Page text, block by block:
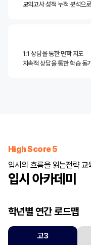
모의고사 성적 누적 분석으
1:1 상담을 통한 면학 지도
지속적 상담을 통한 학습 동
High Score 5
입시의 흐름을 읽는전략 교
입시 아카데미
학년별 연간 로드맵
고3